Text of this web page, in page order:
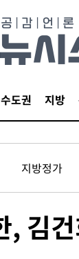
수도권 지방
지방정가
김